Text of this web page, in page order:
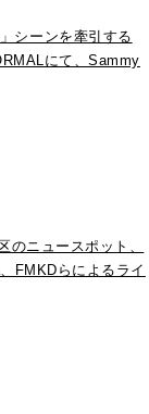
シーンを牽引する
にて、Sammy
ニュースポット、
FMKDらによるライ